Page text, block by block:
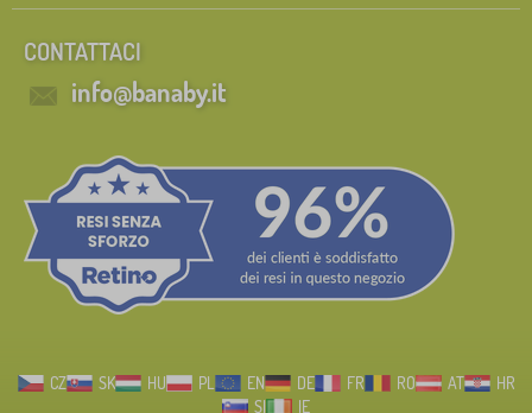
CONTATTACI
info@banaby.it
CZ SK HU PL EN DE FR RO AT
HR
SI
IE